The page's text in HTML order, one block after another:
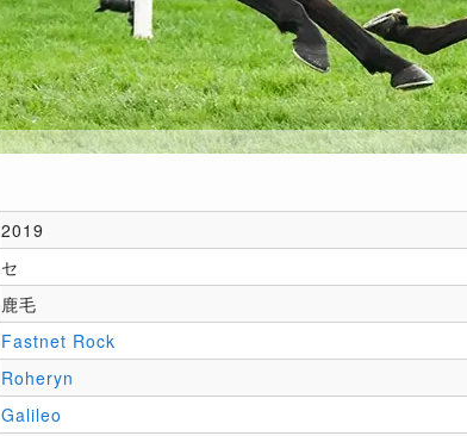
2019
セ
鹿毛
Fastnet Rock
Roheryn
Galileo